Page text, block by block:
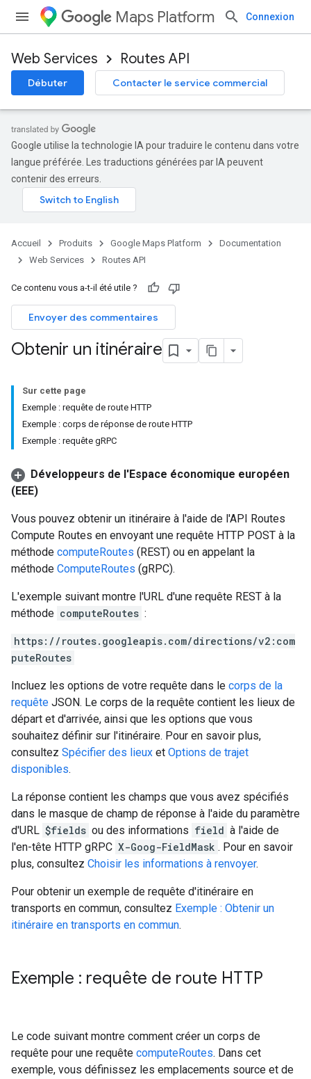
Maps Platform Connexion
Web Services Routes API
Débuter Contacter le service commercial
Google utilise la technologie IA pour traduire le contenu dans votre
langue préférée. Les traductions générées par IA peuvent
contenir des erreurs.
Accueil Produits Google Maps Platform
Documentation
Web Services
Routes API
Ce contenu vous a-t-il été utile ?
Envoyer des commentaires
Obtenir un itinéraire
Sur cette page
Exemple : requête de route HTTP
Exemple : corps de réponse de route HTTP
Exemple : requête gRPC
Développeurs de l'Espace économique européen
(EEE)
Vous pouvez obtenir un itinéraire à l'aide de l'API Routes
Compute Routes en envoyant une requête HTTP POST à la
méthode computeRoutes (REST) ou en appelant la
méthode ComputeRoutes (gRPC).
L'exemple suivant montre l'URL d'une requête REST à la
méthode computeRoutes :
https://routes.googleapis.com/directions/v2:com
puteRoutes
Incluez les options de votre requête dans le corps de la
requête JSON. Le corps de la requête contient les lieux de
départ et d'arrivée, ainsi que les options que vous
souhaitez définir sur l'itinéraire. Pour en savoir plus,
consultez Spécifier des lieux et Options de trajet
disponibles.
La réponse contient les champs que vous avez spécifiés
dans le masque de champ de réponse à l'aide du paramètre
d'URL $fields ou des informations field à l'aide de
l'en-tête HTTP gRPC X-Goog-FieldMask . Pour en savoir
plus, consultez Choisir les informations à renvoyer.
Pour obtenir un exemple de requête d'itinéraire en
transports en commun, consultez Exemple : Obtenir un
itinéraire en transports en commun.
Exemple : requête de route HTTP
Le code suivant montre comment créer un corps de
requête pour une requête computeRoutes. Dans cet
exemple, vous définissez les emplacements source et de